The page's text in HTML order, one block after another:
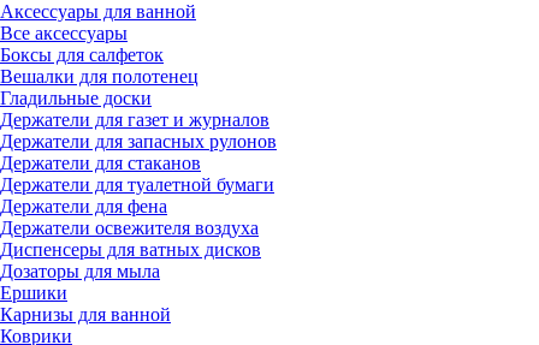
Аксессуары для ванной
Все аксессуары
Боксы для салфеток
Вешалки для полотенец
Гладильные доски
Держатели для газет и журналов
Держатели для запасных рулонов
Держатели для стаканов
Держатели для туалетной бумаги
Держатели для фена
Держатели освежителя воздуха
Диспенсеры для ватных дисков
Дозаторы для мыла
Ершики
Карнизы для ванной
Коврики